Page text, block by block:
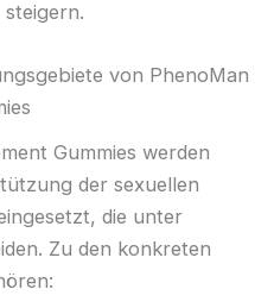
von PhenoMan
Gummies werden
der sexuellen
die unter
Zu den konkreten